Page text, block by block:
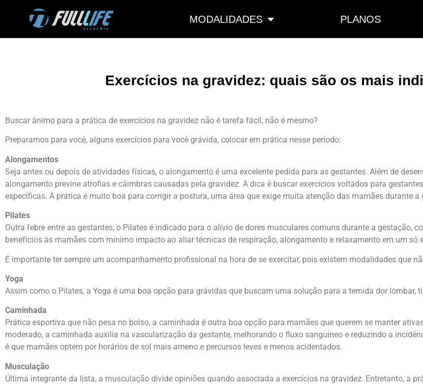
MODALIDADES PLANOS
Exercícios na gravidez: quais são os mais
Buscar ânimo para a prática de exercícios na gravidez não é tarefa fácil, não é mesmo?
Preparamos para você, alguns exercícios para você grávida, colocar em prática nesse período:
Alongamentos
Seja antes ou depois de atividades físicas, o alongamento é uma excelente pedida para as gestantes. Além de
alongamento previne atrofias e câimbras causadas pela gravidez. A dica é buscar exercícios voltados para
específicas. A prática é muito boa para corrigir a postura, uma área que exige muita atenção das mamães durante a
Pilates
Outra febre entre as gestantes, o Pilates é indicado para o alívio de dores musculares comuns durante a gestação,
benefícios às mamães com mínimo impacto ao aliar técnicas de respiração, alongamento e relaxamento em um só
É importante ter sempre um acompanhamento profissional na hora de se exercitar, pois existem modalidades que
Yoga
Assim como o Pilates, a Yoga é uma boa opção para grávidas que buscam uma solução para a temida dor lombar,
Caminhada
Prática esportiva que não pesa no bolso, a caminhada é outra boa opção para mamães que querem se manter
moderado, a caminhada auxilia na vascularização da gestante, melhorando o fluxo sanguíneo e reduzindo a
é que mamães optem por horários de sol mais ameno e percursos leves e menos acidentados.
Musculação
Última integrante da lista, a musculação divide opiniões quando associada a exercícios na gravidez. Entretanto, a